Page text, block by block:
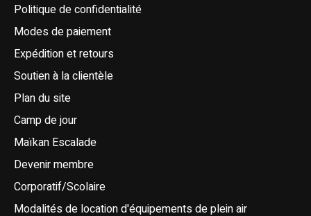
Politique de confidentialité
Modes de paiement
Expédition et retours
Soutien à la clientèle
Plan du site
Camp de jour
Maïkan Escalade
Devenir membre
Corporatif/Scolaire
Modalités de location d'équipements de plein air